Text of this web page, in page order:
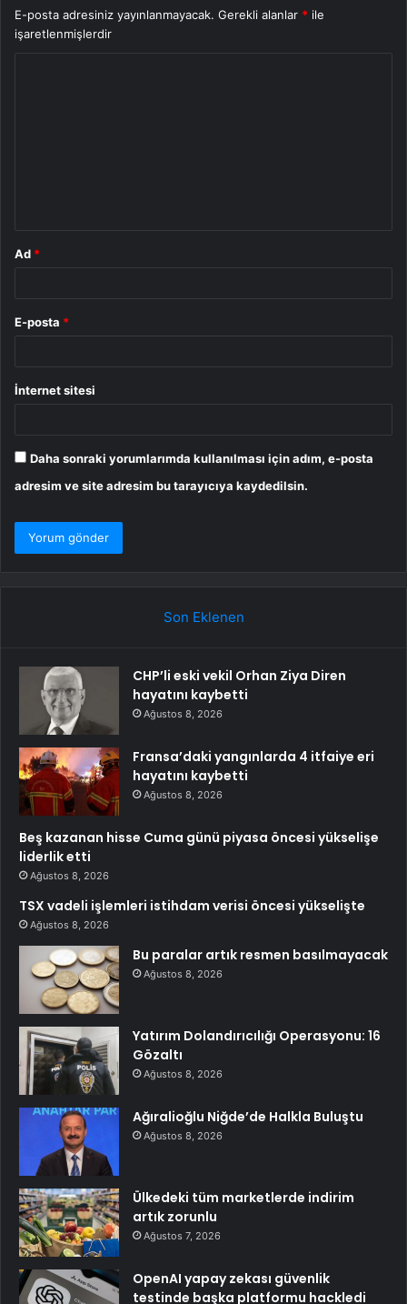
E-posta adresiniz yayınlanmayacak. Gerekli alanlar * ile
işaretlenmişlerdir
Ad *
E-posta *
İnternet sitesi
Daha sonraki yorumlarımda kullanılması için adım, e-posta
adresim ve site adresim bu tarayıcıya kaydedilsin.
Son Eklenen
CHP’li eski vekil Orhan Ziya Diren
hayatını kaybetti
Ağustos 8, 2026
Fransa’daki yangınlarda 4 itfaiye eri
hayatını kaybetti
Ağustos 8, 2026
Beş kazanan hisse Cuma günü piyasa öncesi yükselişe
liderlik etti
Ağustos 8, 2026
TSX vadeli işlemleri istihdam verisi öncesi yükselişte
Ağustos 8, 2026
Bu paralar artık resmen basılmayacak
Ağustos 8, 2026
Yatırım Dolandırıcılığı Operasyonu: 16
Gözaltı
Ağustos 8, 2026
Ağıralioğlu Niğde’de Halkla Buluştu
Ağustos 8, 2026
Ülkedeki tüm marketlerde indirim
artık zorunlu
Ağustos 7, 2026
OpenAI yapay zekası güvenlik
testinde başka platformu hackledi